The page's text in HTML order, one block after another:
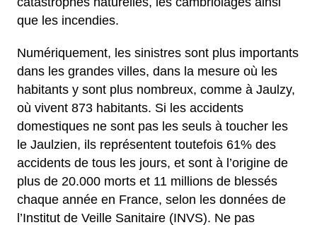
que les incendies.
Numériquement, les sinistres sont plus importants
dans les grandes villes, dans la mesure où les
habitants y sont plus nombreux, comme à Jaulzy,
où vivent 873 habitants. Si les accidents
domestiques ne sont pas les seuls à toucher les
le Jaulzien, ils représentent toutefois 61% des
accidents de tous les jours, et sont à l’origine de
plus de 20.000 morts et 11 millions de blessés
chaque année en France, selon les données de
l’Institut de Veille Sanitaire (INVS). Ne pas